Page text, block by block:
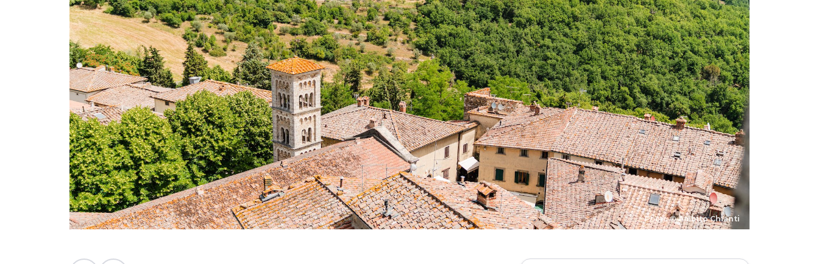
Photo ©Ambito Chianti